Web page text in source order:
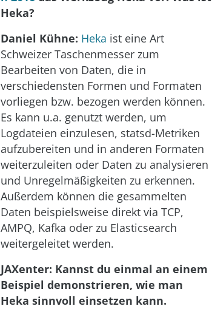
Heka?
Daniel Kühne: Heka ist eine Art
Schweizer Taschenmesser zum
Bearbeiten von Daten, die in
verschiedensten Formen und Formaten
vorliegen bzw. bezogen werden können.
Es kann u.a. genutzt werden, um
Logdateien einzulesen, statsd-Metriken
aufzubereiten und in anderen Formaten
weiterzuleiten oder Daten zu analysieren
und Unregelmäßigkeiten zu erkennen.
Außerdem können die gesammelten
Daten beispielsweise direkt via TCP,
AMPQ, Kafka oder zu Elasticsearch
weitergeleitet werden.
JAXenter: Kannst du einmal an einem
Beispiel demonstrieren, wie man
Heka sinnvoll einsetzen kann.